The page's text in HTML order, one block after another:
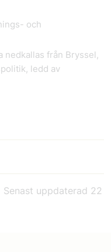
och
nedkallas från Bryssel,
ledd av
Senast uppdaterad 22